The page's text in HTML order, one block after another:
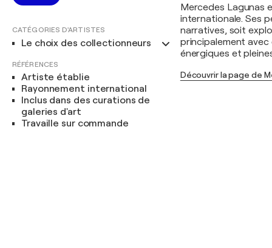
CATÉGORIES D'ARTISTES
Le choix des collectionneurs
RÉFÉRENCES
Artiste établie
Rayonnement international
Inclus dans des curations de
galeries d'art
Travaille sur commande
Mercedes Lagunas
internationale. Ses
narratives, soit
principalement
énergiques et
Découvrir la page de